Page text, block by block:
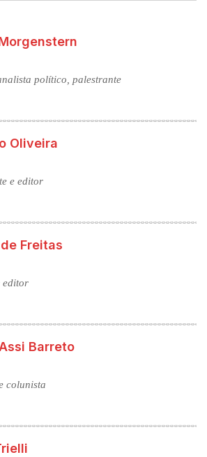
político, palestrante
Oliveira
e editor
Freitas
editor
Barreto
colunista